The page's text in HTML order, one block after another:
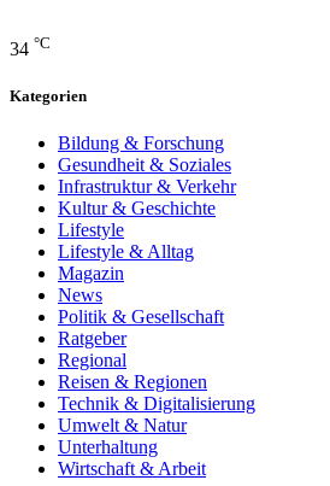
34 °C
Kategorien
Bildung & Forschung
Gesundheit & Soziales
Infrastruktur & Verkehr
Kultur & Geschichte
Lifestyle
Lifestyle & Alltag
Magazin
News
Politik & Gesellschaft
Ratgeber
Regional
Reisen & Regionen
Technik & Digitalisierung
Umwelt & Natur
Unterhaltung
Wirtschaft & Arbeit